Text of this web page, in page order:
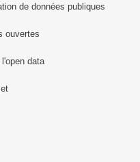
de données publiques
ouvertes
data